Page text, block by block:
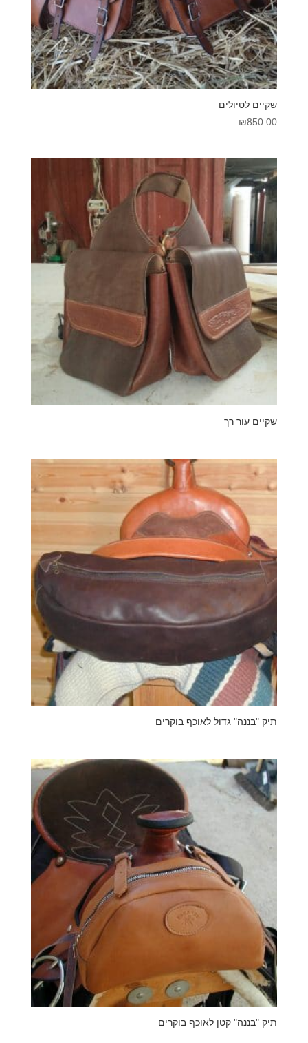
שקיים לטיולים
₪850.00
שקיים עור רך
תיק "בננה" גדול לאוכף בוקרים
תיק "בננה" קטן לאוכף בוקרים